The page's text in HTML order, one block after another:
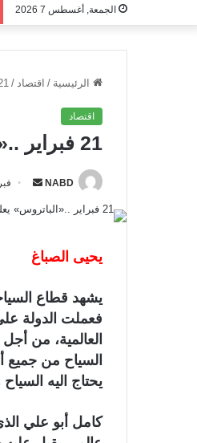
الجمعة, أغسطس 7 2026
الرئيسية / اقتصاد / 21 فبراير ..«الباتروس» يعلن عن مفاجآت
اقتصاد
21 فبراير ..«الباتروس» يعلن عن مفاجآت تنعش السياحة بالبحر الأحمر
NABD
ب
د
إ
ر
يحيى الصباغ
يشهد قطاع
فعملت الدولة
العالمية، من
السياح من جميع
يحتاج اليه
كامل أبو علي